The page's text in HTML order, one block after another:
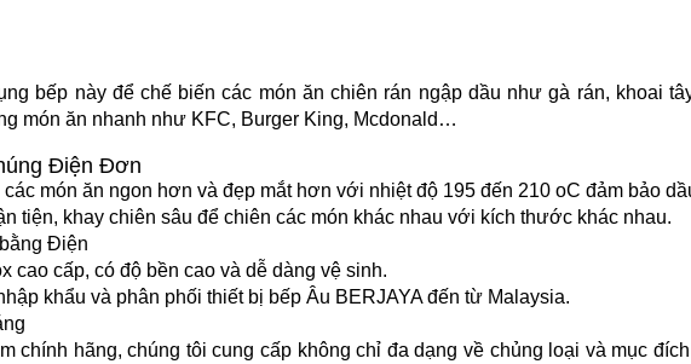
bếp này để chế biến các món ăn chiên rán ngập dầu như gà rán, khoai
món ăn nhanh như KFC, Burger King, Mcdonald…
Điện Đơn
món ăn ngon hơn và đẹp mắt hơn với nhiệt độ 195 đến 210 oC đảm bảo
tiện, khay chiên sâu để chiên các món khác nhau với kích thước khác nhau.
Điện
cao cấp, có độ bền cao và dễ dàng vệ sinh.
khẩu và phân phối thiết bị bếp Âu BERJAYA đến từ Malaysia.
chính hãng, chúng tôi cung cấp không chỉ đa dạng về chủng loại và mục